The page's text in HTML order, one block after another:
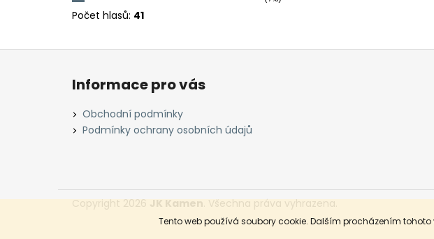
Tento web používá soubory cookie. Dalším procházením
Počet hlasů: 41
Z
Informace pro vás
Obchodní podmínky
Podmínky ochrany osobních údajů
Copyright 2026JK Kamen. Všechna práva vyhrazena.